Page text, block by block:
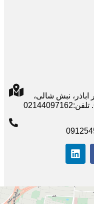
اباذر، نبش شالی،